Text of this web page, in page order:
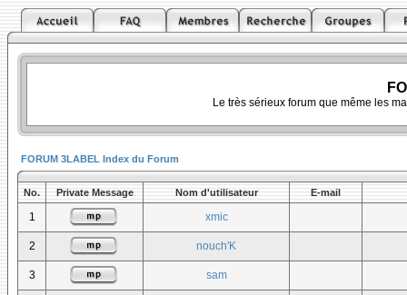
Le très sérieux forum que même les
FORUM 3LABEL Index du Forum
No. Private Message Nom d'utilisateur E-mail
1 xmic
2 nouch'K
3 sam